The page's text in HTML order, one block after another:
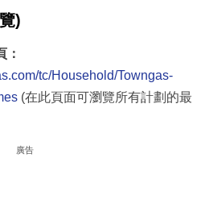
)
：
tc/Household/Towngas-
(在此頁面可瀏覽所有計劃的最
廣告